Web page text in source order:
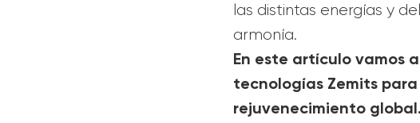
las distintas energías y
armonía.
En este artículo vamos
tecnologías Zemits
rejuvenecimiento global.